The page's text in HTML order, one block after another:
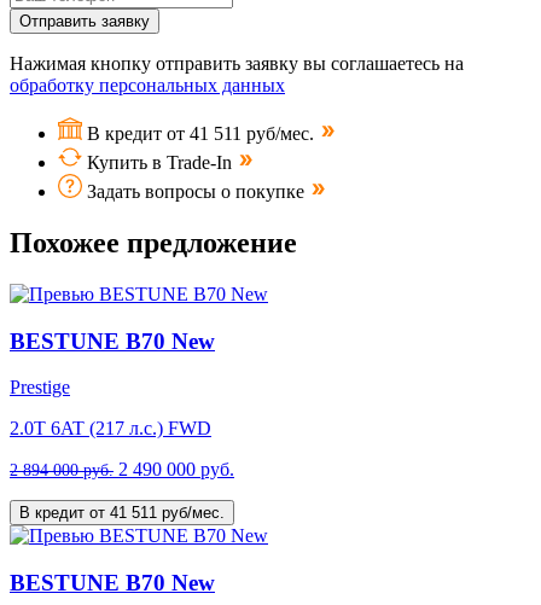
Отправить заявку
Нажимая кнопку отправить заявку вы соглашаетесь на
обработку персональных данных
В кредит от 41 511 руб/мес.
Купить в Trade-In
Задать вопросы о покупке
Похожее предложение
BESTUNE B70 New
Prestige
2.0T 6AT (217 л.с.) FWD
2 894 000 руб. 2 490 000 руб.
В кредит от 41 511 руб/мес.
BESTUNE B70 New